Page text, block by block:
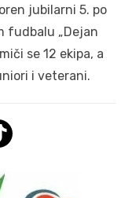
jubilarni 5. po
fudbalu „Dejan
se 12 ekipa, a
i veterani.